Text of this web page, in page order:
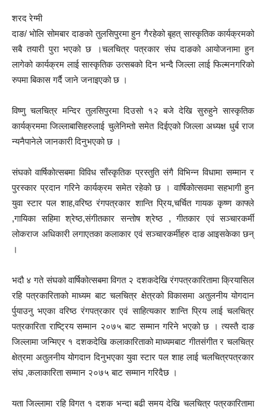
शरद रेग्मी
दाङ/ भोलि सोमबार दाङको तुलसिपुरमा हुन गैरहेको बृहत् सास्कृतिक कार्यक्रमको
सबै तयारी पुरा भएको छ ।चलचित्र पत्रकार संघ दाङको आयोजनामा हुन
लागेको कार्यक्रम लाई सास्कृतिक उत्सबको दिन भन्दै जिल्ला लाई फिल्मनगरिको
रुपमा बिकास गर्दै जाने जनाइएको छ ।
विष्णु चलचित्र मन्दिर तुलसिपुरमा दिउसो १२ बजे देखि सुरुहुने सास्कृतिक
कार्यक्रममा जिल्लाबासिहरुलाई चुलेनिम्तो समेत दिईएको जिल्ला अध्यक्ष धुर्ब राज
न्यनैपानेले जानकारी दिनुभएको छ ।
संघको वार्षिकोत्सबमा विविध साँस्कृतिक प्रस्तुति संगै विभिन्न विधामा सम्मान र
पुरस्कार प्रदान गरिने कार्यक्रम समेत रहेको छ । वार्षिकोत्सवमा सहभागी हुन
युवा स्टार पल शाह,वरिष्ठ रंगपत्रकार शान्ति प्रिय,चर्चित गायक कृष्ण काफ्ले
,गायिका सहिमा श्रेष्ठ,संगीतकार सन्तोष श्रेष्ठ , गीतकार एवं सञ्चारकर्मी
लोकराज अधिकारी लगाएतका कलाकार एवं सञ्चारकर्मीहरु दाङ आइसकेका छन्
।
भदौ ४ गते संघको वार्षिकोत्सबमा विगत २ दशकदेखि रंगपत्रकारितामा क्रियासिल
रहि पत्रकारिताको माध्यम बाट चलचित्र क्षेत्रको विकासमा अतुलनीय योगदान
र्पुयाउनु भएका वरिष्ठ रंगपत्रकार एवं साहित्यकार शान्ति प्रिय लाई चलचित्र
पत्रकारिता राष्ट्रिय सम्मान २०७५ बाट सम्मान गरिने भएको छ । त्यस्तै दाङ
जिल्लामा जन्मिएर १ दशकदेखि कलाकारिताको माध्यमबाट गीतसंगीत र चलचित्र
क्षेत्रमा अतुलनीय योगदान दिनुभएका युवा स्टार पल शाह लाई चलचित्रपत्रकार
संघ ,कलाकारिता सम्मान २०७५ बाट सम्मान गरिदैछ ।
यता जिल्लामा रहि विगत १ दशक भन्दा बढी समय देखि चलचित्र पत्रकारितामा